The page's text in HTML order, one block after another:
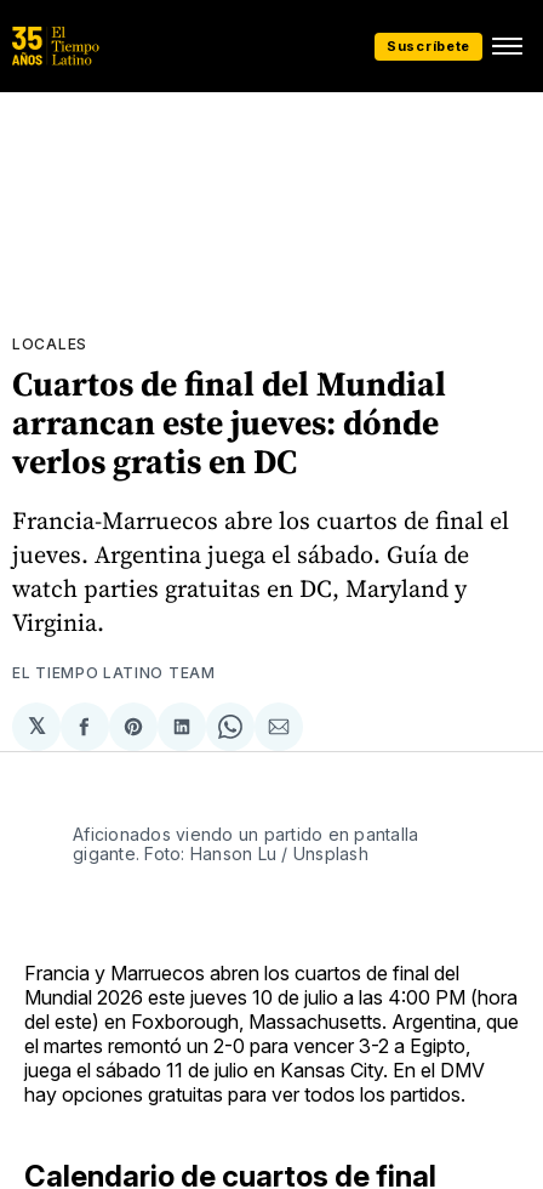
Suscríbete
LOCALES
Cuartos de final del Mundial
arrancan este jueves: dónde
verlos gratis en DC
Francia-Marruecos abre los cuartos de final el
jueves. Argentina juega el sábado. Guía de
watch parties gratuitas en DC, Maryland y
Virginia.
EL TIEMPO LATINO TEAM
𝕏
Compartir
en
Share
on
Compartir
en
Share
on
Compartir
via
Aficionados viendo un partido en pantalla
gigante. Foto: Hanson Lu / Unsplash
Francia y Marruecos abren los cuartos de final del
Mundial 2026 este jueves 10 de julio a las 4:00 PM (hora
del este) en Foxborough, Massachusetts. Argentina, que
el martes remontó un 2-0 para vencer 3-2 a Egipto,
juega el sábado 11 de julio en Kansas City. En el DMV
hay opciones gratuitas para ver todos los partidos.
Calendario de cuartos de final